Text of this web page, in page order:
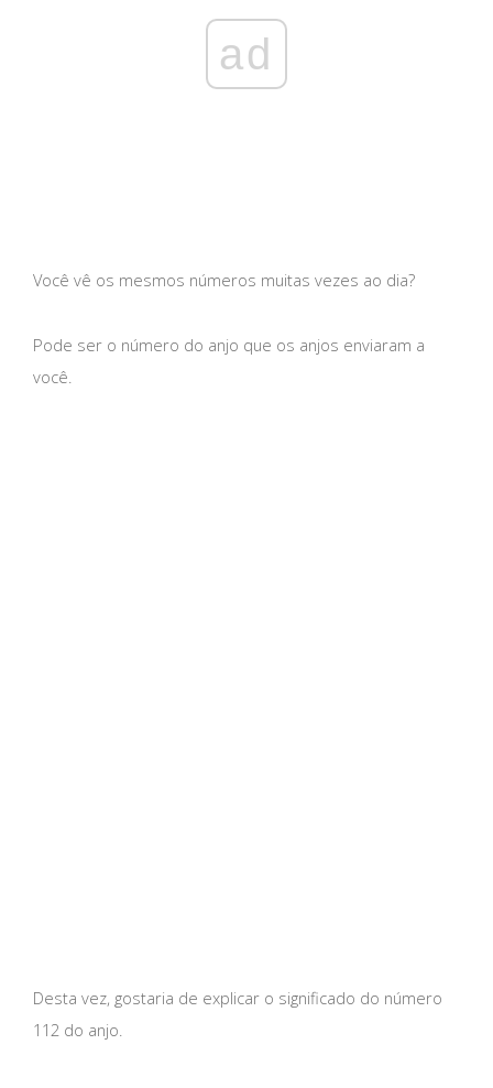
ad
Você vê os mesmos números muitas vezes ao dia?
Pode ser o número do anjo que os anjos enviaram a
você.
Desta vez, gostaria de explicar o significado do número
112 do anjo.